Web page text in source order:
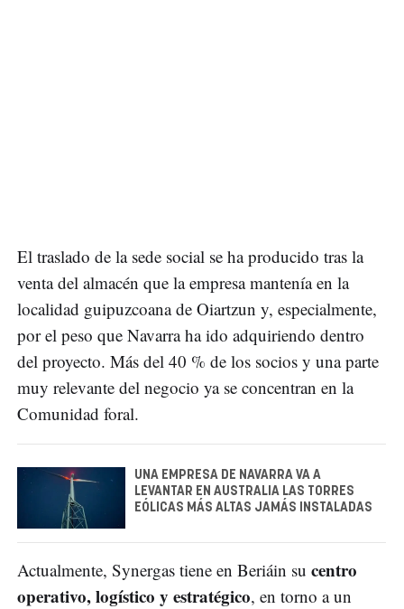
El traslado de la sede social se ha producido tras la
venta del almacén que la empresa mantenía en la
localidad guipuzcoana de Oiartzun y, especialmente,
por el peso que Navarra ha ido adquiriendo dentro
del proyecto. Más del 40 % de los socios y una parte
muy relevante del negocio ya se concentran en la
Comunidad foral.
UNA EMPRESA DE NAVARRA VA A
LEVANTAR EN AUSTRALIA LAS TORRES
EÓLICAS MÁS ALTAS JAMÁS INSTALADAS
Actualmente, Synergas tiene en Beriáin su centro
operativo, logístico y estratégico, en torno a un